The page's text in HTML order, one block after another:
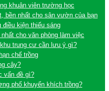
khuân viên trường học
bền nhất cho sân vườn của bạn
kiện thiếu sáng
cho văn phòng làm việc
trung cư cần lưu ý gì?
chế trồng
cây?
vấn đề gì?
phố khuyến khích trồng?